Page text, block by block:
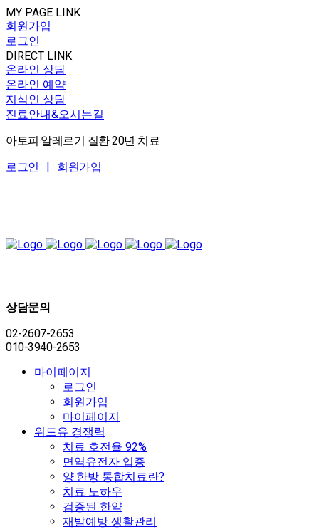
MY PAGE LINK
회원가입
로그인
DIRECT LINK
온라인 상담
온라인 예약
지식인 상담
진료안내&오시는길
아토피·알레르기 질환 20년 치료
로그인 | 회원가입
상담문의
02-2607-2653
010-3940-2653
마이페이지
로그인
회원가입
마이페이지
위드유 경쟁력
치료 호전율 92%
면역유전자 입증
양·한방 통합치료란?
치료 노하우
검증된 한약
재발예방 생활관리